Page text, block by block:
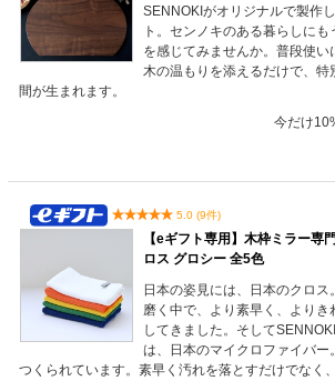
SENNOKIがオリジナルで製作
ト。センノキのある暮らしにも
を感じてみませんか。普段使い
木の温もりを添えるだけで、特
間が生まれます。
今だけ
5.0 (9件)
【eギフト専用】木枠ミラー専
ロス グロシー 全5色
日本の姿見には、日本のクロ
磨く中で、より素早く、より
してきました。そして
は、日本のマイクロファイバー
つくられています。素早く汚れを落とすだけでなく